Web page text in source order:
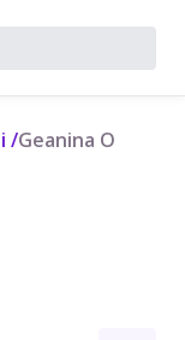
/Geanina O